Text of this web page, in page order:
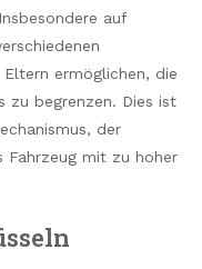
auf
ermöglichen, die
zu begrenzen. Dies ist
der
Fahrzeug mit zu hoher